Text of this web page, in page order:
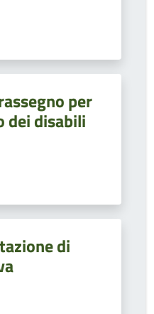
per
dei disabili
di